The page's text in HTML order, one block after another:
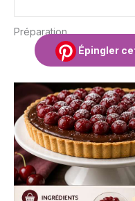
Préparation
Épingler